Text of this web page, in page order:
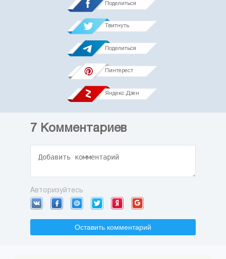
Поделиться
Твитнуть
Поделиться
Пинтерест
Яндекс.Дзен
7 Комментариев
Авторизуйтесь
Оставить комментарий